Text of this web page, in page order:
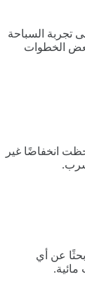
السباحة
بعض الخطوات
انخفاضًا غير
عن أي